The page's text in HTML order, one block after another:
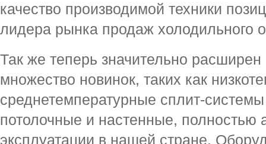
качество производимой техники
лидера рынка продаж холодильного
Так же теперь значительно
множество новинок, таких как
среднетемпературные сплит-
потолочные и настенные, полностью
эксплуатации в нашей стране.